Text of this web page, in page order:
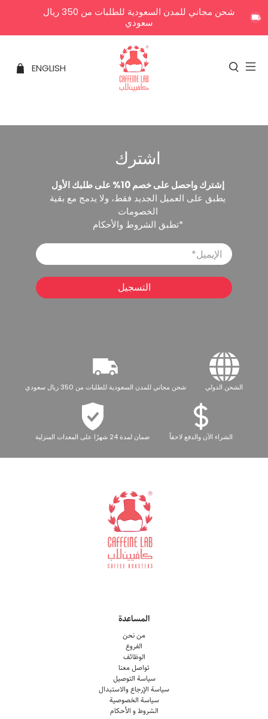
شحن مجاني للمدن السعودية للطلبات من 350 ريال
سعودي
ENGLISH
اشترك
إشترك واحصل على خصم 10% على طلبك الأول
يطبق على العميل الجديد فقط، ولا يدمج مع بقية
الخصومات
*تطبق الشروط والأحكام
الإيميل
التسجيل
الشحن الدولي شحن مجاني للمدن السعودية للطلبات من 350 ريال سعودي
الشراء الآن والدفع لاحقاً ضمان لمدة 24 شهرًا على المعدات المنزلية
المساعدة
من نحن
الفروع
الوظائف
تواصل معنا
سياسة التوصيل
سياسة الإرجاع والاستبدال
سياسة الخصوصية
الشروط و الأحكام